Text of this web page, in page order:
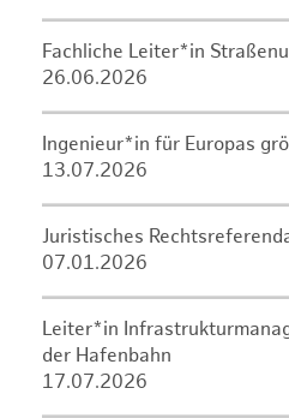
Fachliche Leiter*in
26.06.2026
Ingenieur*in für Europas
13.07.2026
Juristisches
07.01.2026
Leiter*in
der Hafenbahn
17.07.2026